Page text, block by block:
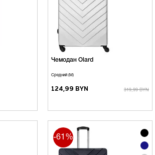
Чемодан Olard
Средний (М)
124,99 BYN 319,99 BYN
-61%